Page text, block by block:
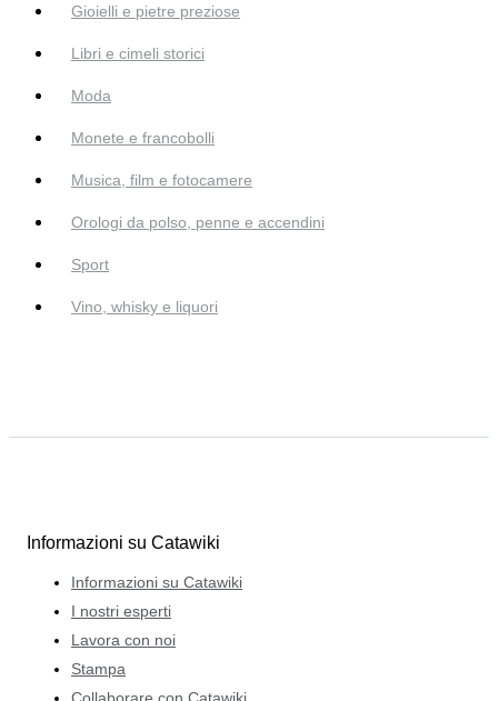
Gioielli e pietre preziose
Libri e cimeli storici
Moda
Monete e francobolli
Musica, film e fotocamere
Orologi da polso, penne e accendini
Sport
Vino, whisky e liquori
Informazioni su Catawiki
Informazioni su Catawiki
I nostri esperti
Lavora con noi
Stampa